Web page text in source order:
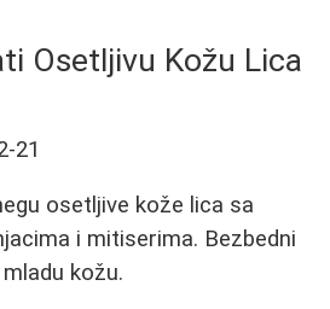
Osetljivu Kožu Lica
21
osetljive kože lica sa
i mitiserima. Bezbedni
kožu.